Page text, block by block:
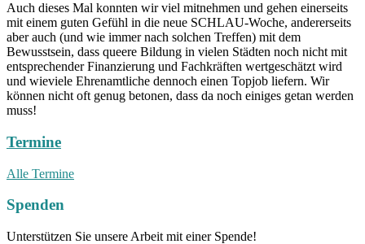
Auch dieses Mal konnten wir viel mitnehmen und gehen einerseits
mit einem guten Gefühl in die neue SCHLAU-Woche, andererseits
aber auch (und wie immer nach solchen Treffen) mit dem
Bewusstsein, dass queere Bildung in vielen Städten noch nicht mit
entsprechender Finanzierung und Fachkräften wertgeschätzt wird
und wieviele Ehrenamtliche dennoch einen Topjob liefern. Wir
können nicht oft genug betonen, dass da noch einiges getan werden
muss!
Termine
Alle Termine
Spenden
Unterstützen Sie unsere Arbeit mit einer Spende!